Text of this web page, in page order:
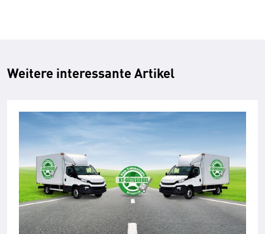
Weitere interessante Artikel